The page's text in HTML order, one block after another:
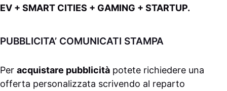
EV + SMART CITIES + GAMING + STARTUP.
PUBBLICITA’ COMUNICATI STAMPA
Per acquistare pubblicità potete richiedere una
offerta personalizzata scrivendo al reparto